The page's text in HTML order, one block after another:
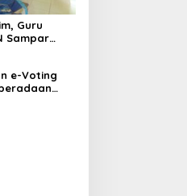
Guru
Sampar
e-Voting